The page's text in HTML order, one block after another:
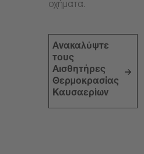
οχήματα.
Ανακαλύψτε
τους
Αισθητήρες
Θερμοκρασίας
Καυσαερίων